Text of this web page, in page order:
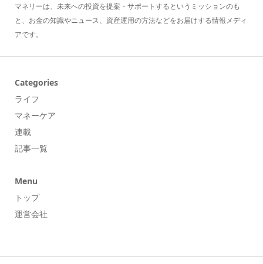
マネリーは、未来への投資を提案・サポートするというミッションのも
と、お金の知識やニュース、資産運用の方法などをお届けする情報メディ
アです。
Categories
ライフ
マネーケア
連載
記事一覧
Menu
トップ
運営会社